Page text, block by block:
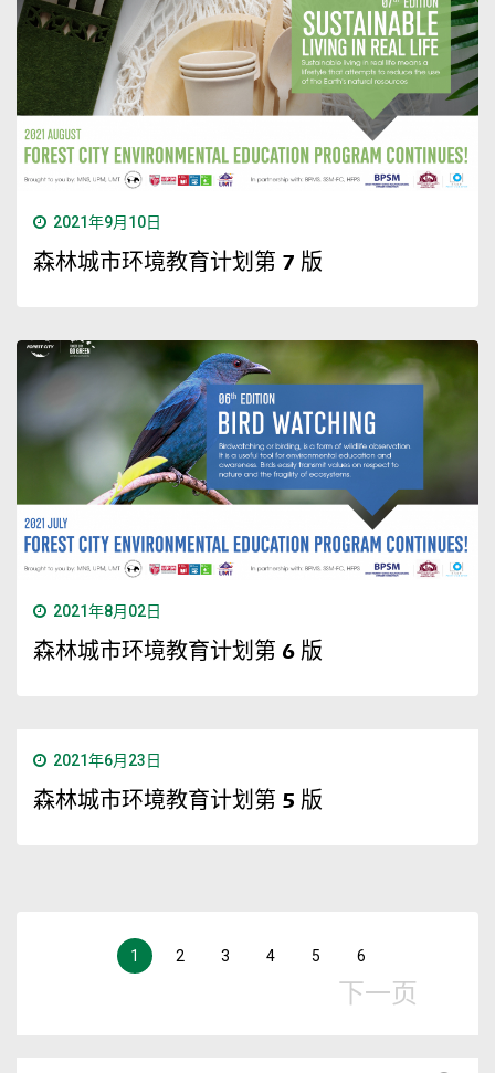
2021年9月10日
森林城市环境教育计划第 7 版
2021年8月02日
森林城市环境教育计划第 6 版
2021年6月23日
森林城市环境教育计划第 5 版
1 2 3 4 5 6
下一页